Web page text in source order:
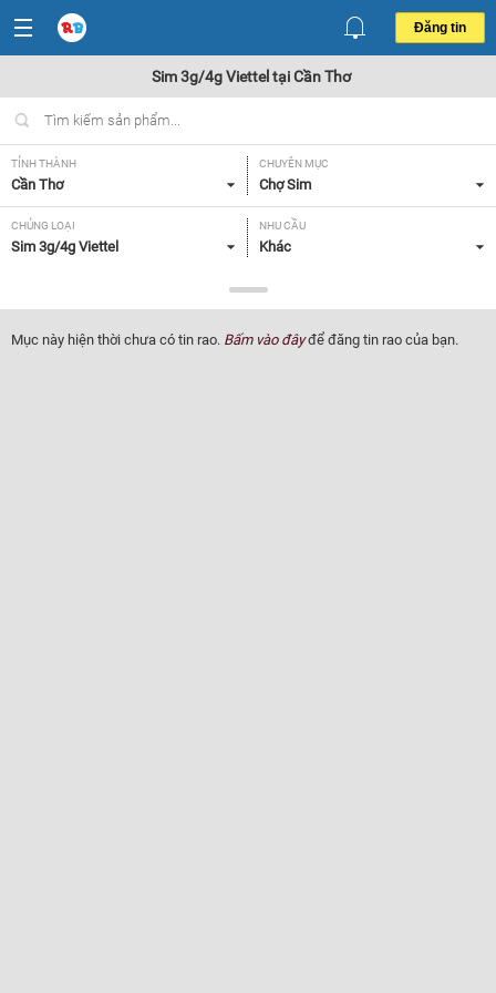
Đăng tin
Sim 3g/4g Viettel tại Cần Thơ
TỈNH THÀNH
Cần Thơ
CHUYÊN MỤC
Chợ Sim
CHỦNG LOẠI
Sim 3g/4g Viettel
NHU CẦU
Khác
Tất cả
Mục này hiện thời chưa có tin rao. Bấm vào đâyđể đăng tin rao của bạn.